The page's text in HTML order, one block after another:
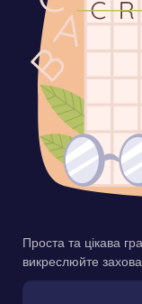
Проста та цікава
викреслюйте